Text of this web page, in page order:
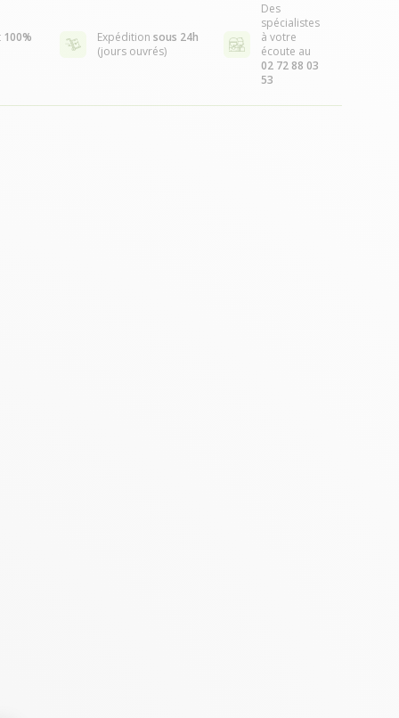
100%
Expédition sous 24h
(jours ouvrés)
Des
spécialistes
à votre
écoute au
02 72 88 03
53